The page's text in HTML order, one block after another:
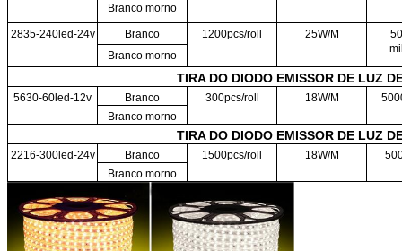
Branco morno
2835-240led-24v Branco 1200pcs/roll 25W/M
Branco morno
TIRA DO DIODO EMISSOR DE LUZ
5630-60led-12v Branco 300pcs/roll 18W/M
Branco morno
TIRA DO DIODO EMISSOR DE LUZ
2216-300led-24v Branco 1500pcs/roll 18W/M
Branco morno